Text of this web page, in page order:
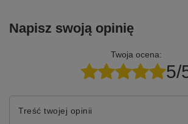
Napisz swoją opinię
Twoja ocena:
5/
Treść twojej opinii